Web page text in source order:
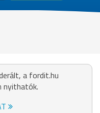
a fordit.hu
nyithatók.